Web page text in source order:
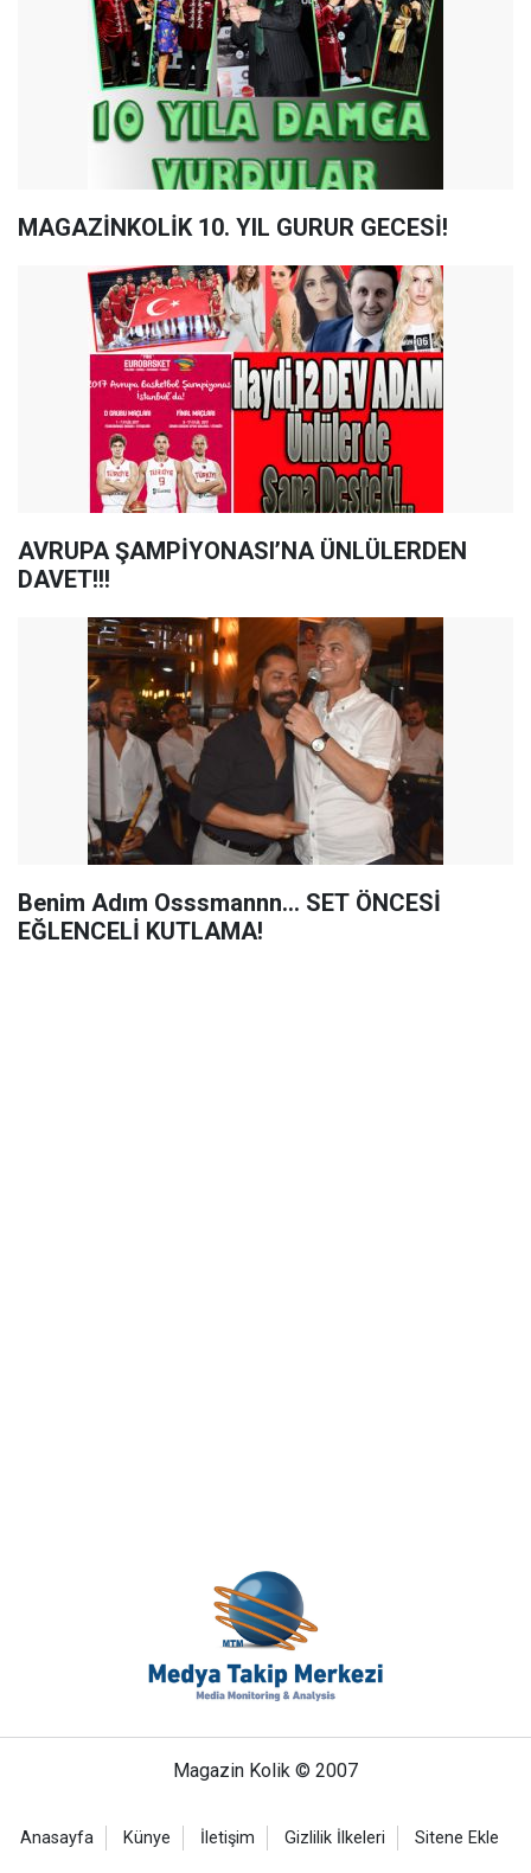
MAGAZİNKOLİK 10. YIL GURUR GECESİ!
AVRUPA ŞAMPİYONASI’NA ÜNLÜLERDEN
DAVET!!!
Benim Adım Osssmannn... SET ÖNCESİ
EĞLENCELİ KUTLAMA!
Magazin Kolik © 2007
Anasayfa Künye İletişim Gizlilik İlkeleri Sitene Ekle